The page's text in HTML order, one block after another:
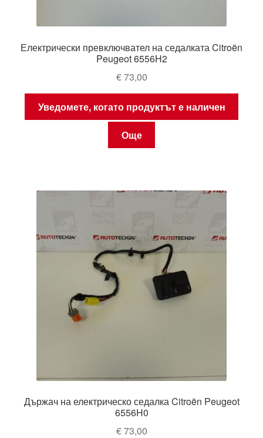
Електрически превключвател на седалката Citroën
Peugeot 6556H2
€73,00
Уведомете, когато продуктът е наличен
Още
Държач на електрическо седалка Citroën Peugeot
6556H0
€73,00